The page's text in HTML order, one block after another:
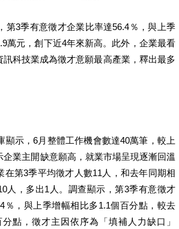
第3季有意徵才企業比率達56.4％，與上季
萬元，創下近4年來新高。此外，企業最看
科技業成為徵才意願最高產業，釋出最多
顯示，6月整體工作機會數達40萬筆，較上
業主開缺意願高，就業市場呈現逐漸回溫
在第3季平均徵才人數11人，和去年同期相
人，多出1人。調查顯示，第3季有意徵才
％，與上季增幅相比多1.1個百分點，較去
點，徵才主因依序為「填補人力缺口」